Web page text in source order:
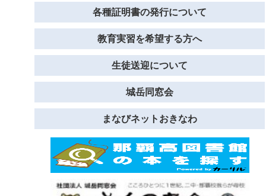
各種証明書の発行について
教育実習を希望する方へ
生徒送迎について
城岳同窓会
まなびネットおきなわ